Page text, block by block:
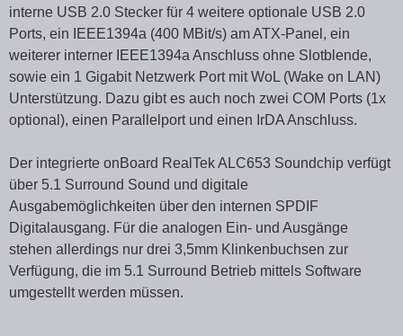
interne USB 2.0 Stecker für 4 weitere optionale USB 2.0
Ports, ein IEEE1394a (400 MBit/s) am ATX-Panel, ein
weiterer interner IEEE1394a Anschluss ohne Slotblende,
sowie ein 1 Gigabit Netzwerk Port mit WoL (Wake on LAN)
Unterstützung. Dazu gibt es auch noch zwei COM Ports (1x
optional), einen Parallelport und einen IrDA Anschluss.
Der integrierte onBoard RealTek ALC653 Soundchip verfügt
über 5.1 Surround Sound und digitale
Ausgabemöglichkeiten über den internen SPDIF
Digitalausgang. Für die analogen Ein- und Ausgänge
stehen allerdings nur drei 3,5mm Klinkenbuchsen zur
Verfügung, die im 5.1 Surround Betrieb mittels Software
umgestellt werden müssen.